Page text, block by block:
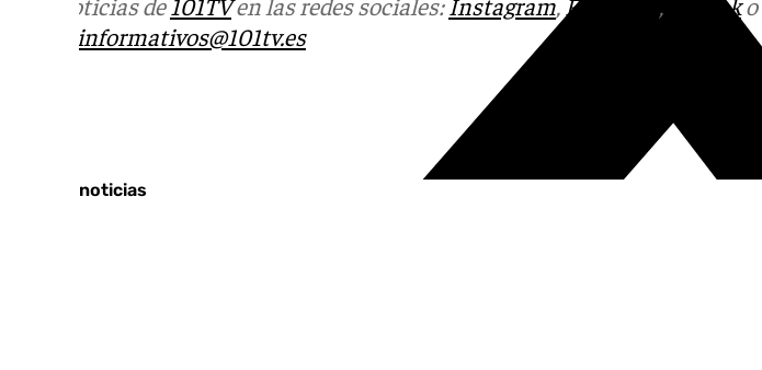
informativos@101tv.es
Últimas noticias